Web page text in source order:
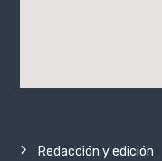
Redacción y edición